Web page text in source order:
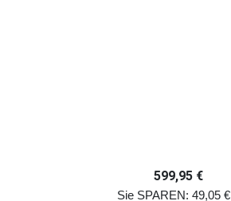
599,95 €
Sie SPAREN: 49,05 €